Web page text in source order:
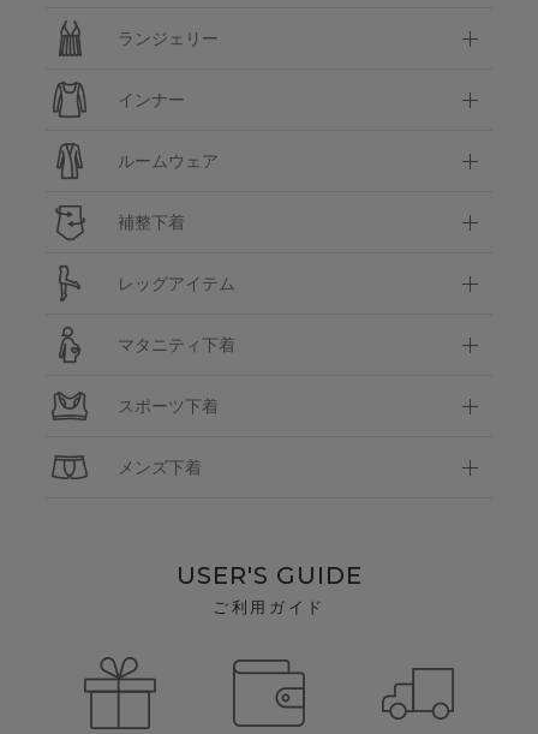
ランジェリー
インナー
ルームウェア
補整下着
レッグアイテム
マタニティ下着
スポーツ下着
メンズ下着
USER'S GUIDE
ご利用ガイド